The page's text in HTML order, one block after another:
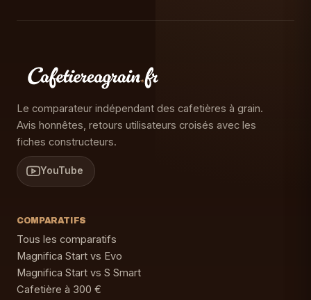
Le comparateur indépendant des cafetières à grain.
Avis honnêtes, retours utilisateurs croisés avec les
fiches constructeurs.
YouTube
COMPARATIFS
Tous les comparatifs
Magnifica Start vs Evo
Magnifica Start vs S Smart
Cafetière à 300 €